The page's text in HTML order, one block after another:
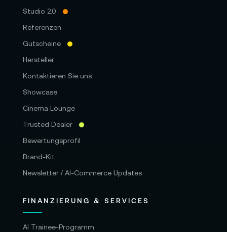
Studio 2.0
Referenzen
Gutscheine
Hersteller
Kontaktieren Sie uns
Showcase
Cinema Lounge
Trusted Dealer
Bewertungsprofil
Brand-Kit
Newsletter / AI-Commerce Updates
FINANZIERUNG & SERVICES
AI Trainee-Programm